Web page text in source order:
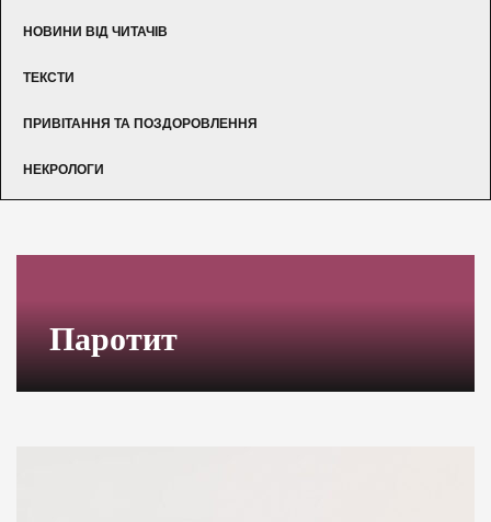
НОВИНИ ВІД ЧИТАЧІВ
ТЕКСТИ
ПРИВІТАННЯ ТА ПОЗДОРОВЛЕННЯ
НЕКРОЛОГИ
Паротит